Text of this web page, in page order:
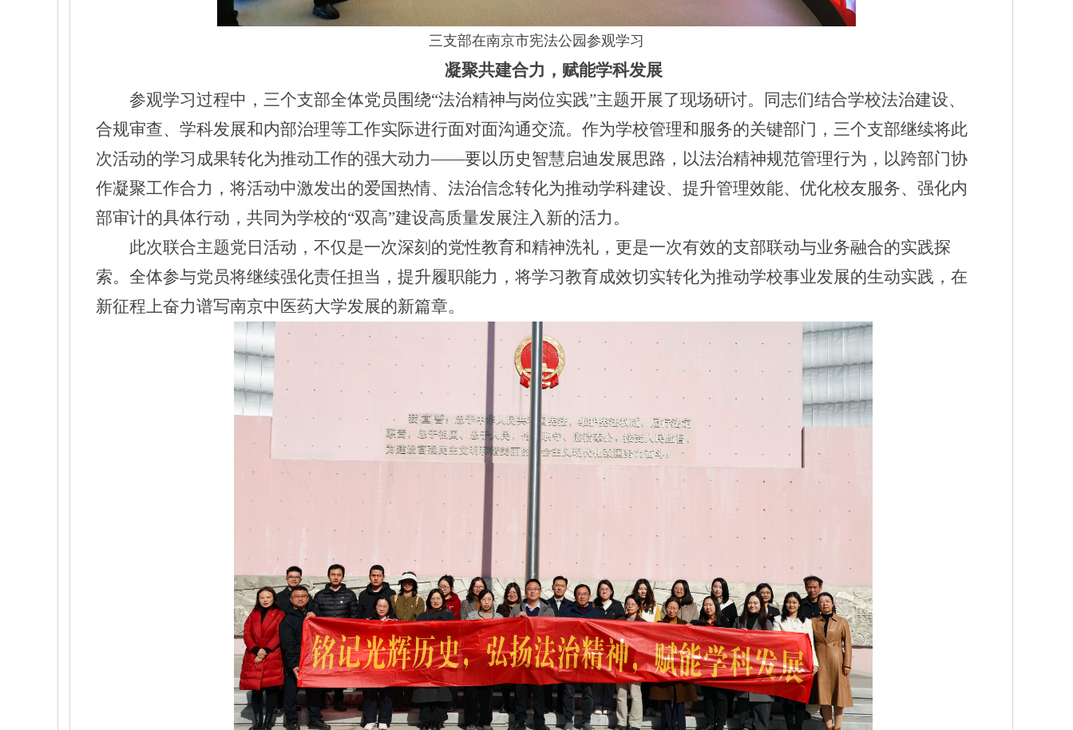
三支部在南京市宪法公园参观学习
凝聚共建合力，赋能学科发展
参观学习过程中，三个支部全体党员围绕“法治精神与岗位实践”主题开展了现场研讨。同志们结合学校法治建设、
合规审查、学科发展和内部治理等工作实际进行面对面沟通交流。作为学校管理和服务的关键部门， 三个支部继续将此
次活动的学习成果转化为推动工作的强大动力——要以历史智慧启迪发展思路，以法治精神规范管理行为，以跨部门协
作凝聚工作合力，将活动中激发出的爱国热情、法治信念转化为推动学科建设、提升管理效能、优化校友服务、强化内
部审计的具体行动，共同为学校的“双高”建设高质量发展注入新的活力。
此次联合主题党日活动，不仅是一次深刻的党性教育和精神洗礼，更是一次有效的支部联动与业务融合的实践探
索。全体参与党员将继续强化责任担当，提升履职能力，将学习教育成效切实转化为推动学校事业发展的生动实践，在
新征程上奋力谱写南京中医药大学发展的新篇章。